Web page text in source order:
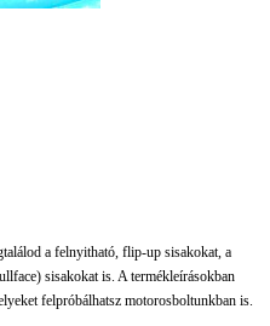
a felnyitható, flip-up sisakokat, a
sisakokat is. A termékleírásokban
felpróbálhatsz motorosboltunkban is.